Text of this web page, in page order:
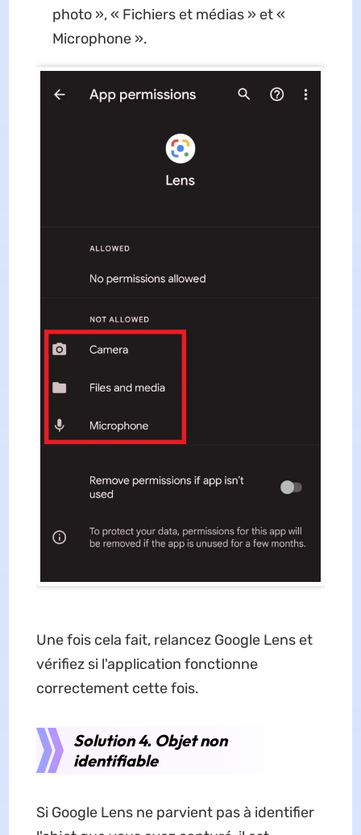
photo », « Fichiers et médias » et «
Microphone ».
Une fois cela fait, relancez Google Lens et
vérifiez si l'application fonctionne
correctement cette fois.
Solution 4. Objet non
identifiable
Si Google Lens ne parvient pas à identifier